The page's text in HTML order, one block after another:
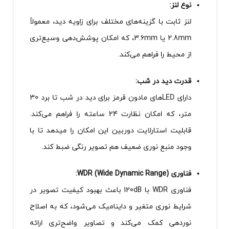
نوع لنز:
لنز ثابت با گزینه‌های مختلف برای زاویه دید، معمولاً
2.8mm یا 3.6mm، که امکان پوشش‌دهی وسیع‌تری
از محیط را فراهم می‌کند.
قدرت دید در شب:
دارای LEDهای مادون قرمز برای دید در شب تا برد 30
متر، که امکان نظارت 24 ساعته را فراهم می‌کند.
قابلیت استارلایت دوربین این امکان را میدهد تا با
وجود منبع نوری ضعیف هم تصویر رنگی ضبط کند.
فناوری WDR (Wide Dynamic Range):
فناوری WDR با 120dB باعث بهبود کیفیت تصویر در
شرایط نوری متغیر و داینامیک می‌شود، که به اصلاح
نوردهی کمک می‌کند و تصاویر واضح‌تری ارائه